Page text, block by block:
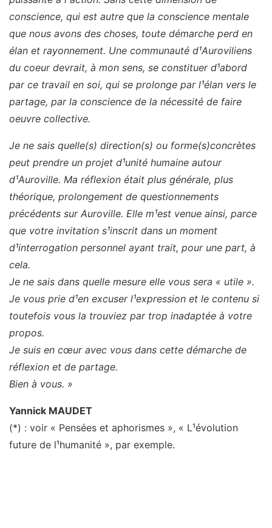
conscience, qui est autre que la conscience mentale
que nous avons des choses, toute démarche perd en
élan et rayonnement. Une communauté d¹Auroviliens
du coeur devrait, à mon sens, se constituer d¹abord
par ce travail en soi, qui se prolonge par l¹élan vers le
partage, par la conscience de la nécessité de faire
oeuvre collective.
Je ne sais quelle(s) direction(s) ou forme(s)concrètes
peut prendre un projet d¹unité humaine autour
d¹Auroville. Ma réflexion était plus générale, plus
théorique, prolongement de questionnements
précédents sur Auroville. Elle m¹est venue ainsi, parce
que votre invitation s¹inscrit dans un moment
d¹interrogation personnel ayant trait, pour une part, à
cela.
Je ne sais dans quelle mesure elle vous sera « utile ».
Je vous prie d¹en excuser l¹expression et le contenu si
toutefois vous la trouviez par trop inadaptée à votre
propos.
Je suis en cœur avec vous dans cette démarche de
réflexion et de partage.
Bien à vous. »
Yannick MAUDET
(*) : voir « Pensées et aphorismes », « L¹évolution
future de l¹humanité », par exemple.